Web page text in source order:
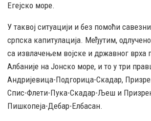
Егејско море.
У таквој ситуацији и без помоћи
српска капитулација. Међутим,
са извлачењем војске и државног врха
Албаније на Јонско море, и то у три
Андријевица-Подгорица-Скадар,
Спис-Флети-Пука-Скадар-Љеш и
Пишкопеја-Дебар-Елбасан.